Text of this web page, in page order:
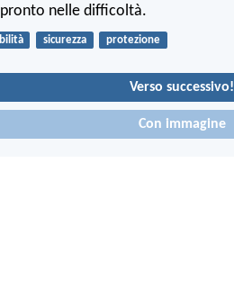
nelle difficoltà.
sicurezza protezione
Verso successivo!
Con immagine